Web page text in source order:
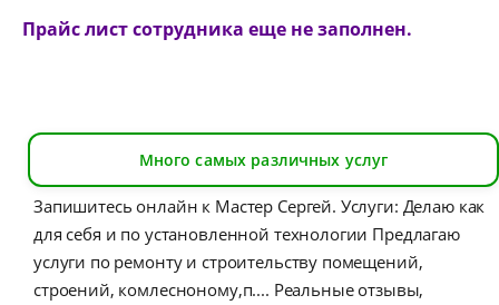
Прайс лист сотрудника еще не заполнен.
Много самых различных услуг
Запишитесь онлайн к Мастер Сергей. Услуги: Делаю как
для себя и по установленной технологии Предлагаю
услуги по ремонту и строительству помещений,
строений, комлесноному,п.... Реальные отзывы,